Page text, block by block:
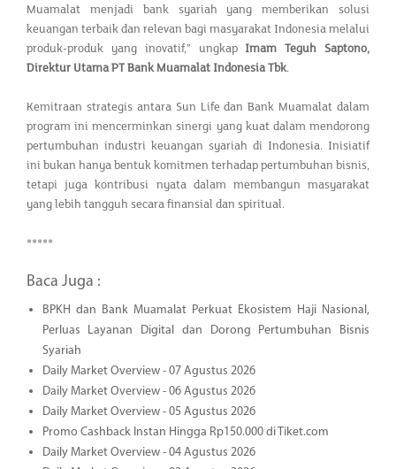
Muamalat menjadi bank syariah yang memberikan solusi
keuangan terbaik dan relevan bagi masyarakat Indonesia melalui
produk-produk yang inovatif,” ungkap Imam Teguh Saptono,
Direktur Utama PT Bank Muamalat Indonesia Tbk.
Kemitraan strategis antara Sun Life dan Bank Muamalat dalam
program ini mencerminkan sinergi yang kuat dalam mendorong
pertumbuhan industri keuangan syariah di Indonesia. Inisiatif
ini bukan hanya bentuk komitmen terhadap pertumbuhan bisnis,
tetapi juga kontribusi nyata dalam membangun masyarakat
yang lebih tangguh secara finansial dan spiritual.
*****
Baca Juga :
BPKH dan Bank Muamalat Perkuat Ekosistem Haji Nasional,
Perluas Layanan Digital dan Dorong Pertumbuhan Bisnis
Syariah
Daily Market Overview - 07 Agustus 2026
Daily Market Overview - 06 Agustus 2026
Daily Market Overview - 05 Agustus 2026
Promo Cashback Instan Hingga Rp150.000 di Tiket.com
Daily Market Overview - 04 Agustus 2026